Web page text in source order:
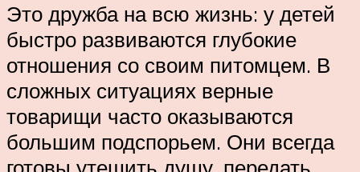
Это дружба на всю жизнь: у детей
быстро развиваются глубокие
отношения со своим питомцем. В
сложных ситуациях верные
товарищи часто оказываются
большим подспорьем. Они всегда